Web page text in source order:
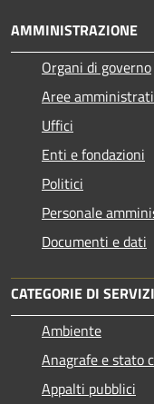
AMMINISTRAZIONE
Organi di governo
Aree
Uffici
Enti e fondazioni
Politici
Personale
Documenti e dati
CATEGORIE DI
Ambiente
Anagrafe e stato
Appalti pubblici